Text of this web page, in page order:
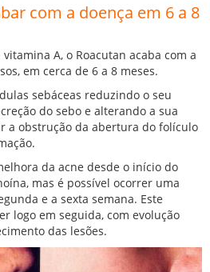
com a doença em 6 a 8
A, o Roacutan acaba com a
em cerca de 6 a 8 meses.
sebáceas reduzindo o seu
do sebo e alterando a sua
a obstrução da abertura do folículo
da acne desde o início do
mas é possível ocorrer uma
e a sexta semana. Este
logo em seguida, com evolução
das lesões.